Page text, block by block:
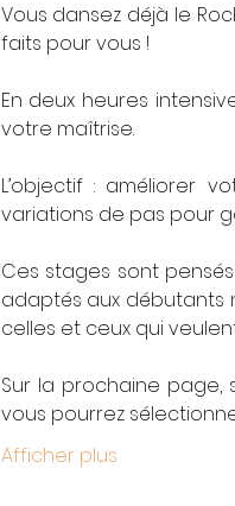
Vous dansez déjà le
faits pour vous !
En deux heures
votre maîtrise.
L’objectif : améliorer
variations de pas pour
Ces stages sont
adaptés aux débutants
celles et ceux qui
Sur la prochaine page,
vous pourrez
Afficher plus